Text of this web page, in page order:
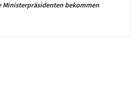
Ministerpräsidenten bekommen